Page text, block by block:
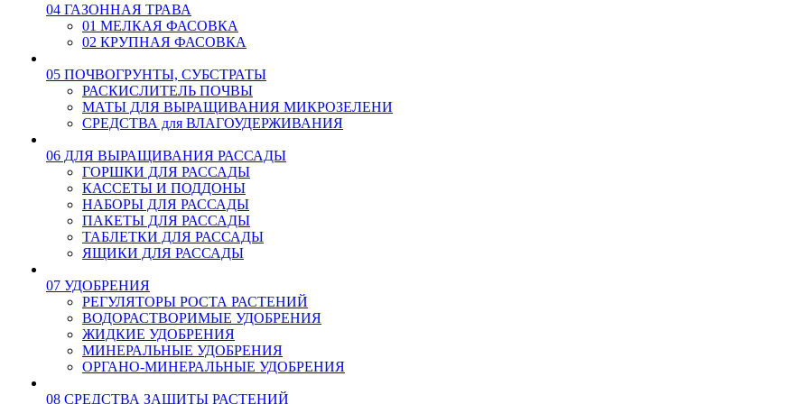
04 ГАЗОННАЯ ТРАВА
01 МЕЛКАЯ ФАСОВКА
02 КРУПНАЯ ФАСОВКА
05 ПОЧВОГРУНТЫ, СУБСТРАТЫ
РАСКИСЛИТЕЛЬ ПОЧВЫ
МАТЫ ДЛЯ ВЫРАЩИВАНИЯ МИКРОЗЕЛЕНИ
СРЕДСТВА для ВЛАГОУДЕРЖИВАНИЯ
06 ДЛЯ ВЫРАЩИВАНИЯ РАССАДЫ
ГОРШКИ ДЛЯ РАССАДЫ
КАССЕТЫ И ПОДДОНЫ
НАБОРЫ ДЛЯ РАССАДЫ
ПАКЕТЫ ДЛЯ РАССАДЫ
ТАБЛЕТКИ ДЛЯ РАССАДЫ
ЯЩИКИ ДЛЯ РАССАДЫ
07 УДОБРЕНИЯ
РЕГУЛЯТОРЫ РОСТА РАСТЕНИЙ
ВОДОРАСТВОРИМЫЕ УДОБРЕНИЯ
ЖИДКИЕ УДОБРЕНИЯ
МИНЕРАЛЬНЫЕ УДОБРЕНИЯ
ОРГАНО-МИНЕРАЛЬНЫЕ УДОБРЕНИЯ
08 СРЕДСТВА ЗАЩИТЫ РАСТЕНИЙ